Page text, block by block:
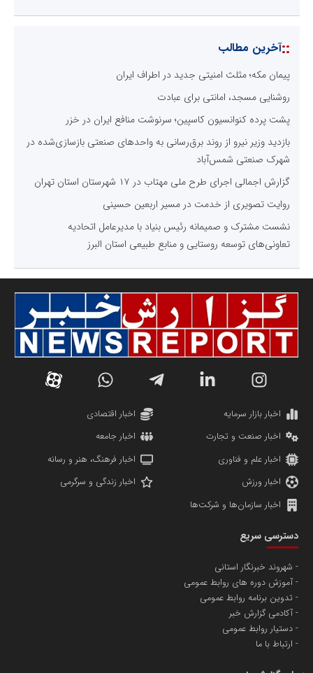
::آخرین مطالب
پیمان مکه؛ مثلث امنیتی جدید در اطراف ایران
روشنایی مسجد، امانتی برای عبادت
پشت پرده کنوانسیون کاسپین؛ سرنوشت منافع ایران در خزر
بازدید وزیر نیرو از روند برق‌رسانی به واحدهای صنعتی بازسازی‌شده در
شهرک صنعتی شمس‌آباد
گزارش اجمالی اجرای طرح ملی مهتاب در ۱۷ شهرستان استان تهران
روایت تصویری از خدمت در مسیر اربعین حسینی
نشست مشترک و صمیمانه رئیس بنیاد با مدیرعامل اتحادیه
تعاونی‌های توسعه روستایی و منابع طبیعی استان البرز
اخبار بازار سرمایه
اخبار اقتصادی
اخبار صنعت و تجارت
اخبار جامعه
اخبار علم و فناوری
اخبار فرهنگ، هنر و رسانه
اخبار ورزش
اخبار زندگی و سرگرمی
اخبار سازمان‌ها و شرکت‌ها
دسترسی سریع
شهروند خبرنگار استانی
آموزش دوره های روابط عمومی
تدوین برنامه روابط عمومی
آکادمی گزارش خبر
دستیار روابط عمومی
ارتباط با ما